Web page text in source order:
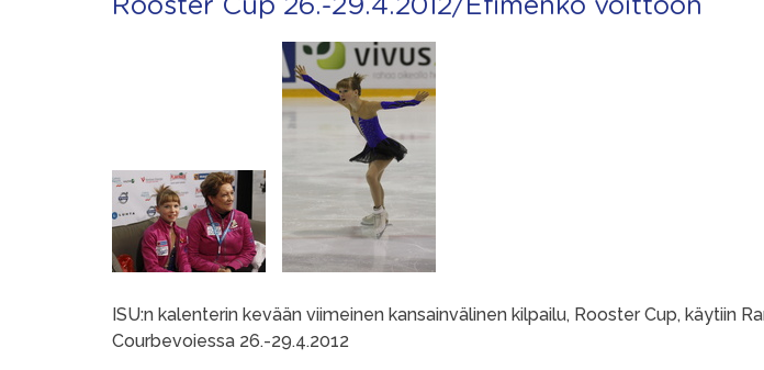
Rooster Cup 26.-29.4.2012/Efimenko voittoon
ISU:n kalenterin kevään viimeinen kansainvälinen kilpailu, Rooster Cup, käytiin
Courbevoiessa 26.-29.4.2012